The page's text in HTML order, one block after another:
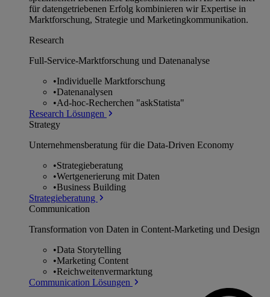
für datengetriebenen Erfolg kombinieren wir Expertise in
Marktforschung, Strategie und Marketingkommunikation.
Research
Full-Service-Marktforschung und Datenanalyse
•Individuelle Marktforschung
•Datenanalysen
•Ad-hoc-Recherchen "askStatista"
Research Lösungen
Strategy
Unternehmens­beratung für die Data-Driven Economy
•Strategieberatung
•Wertgenerierung mit Daten
•Business Building
Strategieberatung
Communication
Transformation von Daten in Content-Marketing und Design
•Data Storytelling
•Marketing Content
•Reichweitenvermarktung
Communication Lösungen